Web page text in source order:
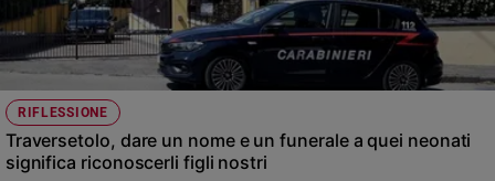
RIFLESSIONE
Traversetolo, dare un nome e un funerale a quei neonati
significa riconoscerli figli nostri